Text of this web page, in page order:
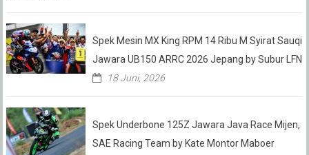
Spek Mesin MX King RPM 14 Ribu M Syirat Sauqi
Jawara UB150 ARRC 2026 Jepang by Subur LFN
18 Juni, 2026
Spek Underbone 125Z Jawara Java Race Mijen,
SAE Racing Team by Kate Montor Maboer